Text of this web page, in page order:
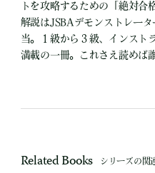
トを攻略するための「絶対合
解説はJSBAデモンストレー
当。１級から３級、インスト
満載の一冊。これさえ読めば
Related Books シリーズの関